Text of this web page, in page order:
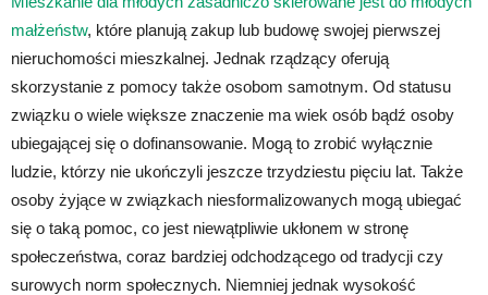
małżeństw, które planują zakup lub budowę swojej pierwszej
nieruchomości mieszkalnej. Jednak rządzący oferują
skorzystanie z pomocy także osobom samotnym. Od statusu
związku o wiele większe znaczenie ma wiek osób bądź osoby
ubiegającej się o dofinansowanie. Mogą to zrobić wyłącznie
ludzie, którzy nie ukończyli jeszcze trzydziestu pięciu lat. Także
osoby żyjące w związkach niesformalizowanych mogą ubiegać
się o taką pomoc, co jest niewątpliwie ukłonem w stronę
społeczeństwa, coraz bardziej odchodzącego od tradycji czy
surowych norm społecznych. Niemniej jednak wysokość